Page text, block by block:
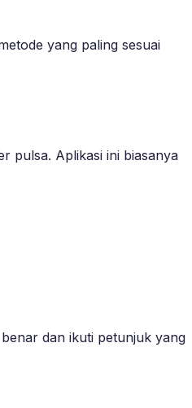
yang paling sesuai
pulsa. Aplikasi ini biasanya
dan ikuti petunjuk yang